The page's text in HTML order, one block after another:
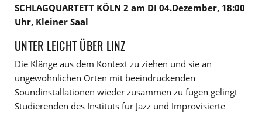
SCHLAGQUARTETT KÖLN 2 am DI 04.Dezember, 18:00
Uhr, Kleiner Saal
UNTER LEICHT ÜBER LINZ
Die Klänge aus dem Kontext zu ziehen und sie an
ungewöhnlichen Orten mit beeindruckenden
Soundinstallationen wieder zusammen zu fügen gelingt
Studierenden des Instituts für Jazz und Improvisierte